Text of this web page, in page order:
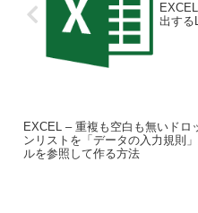
出する
EXCEL – 重複も空白も無いドロ
ンリストを「データの入力規則
ルを参照して作る方法